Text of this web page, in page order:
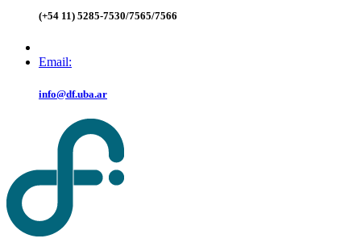
(+54 11) 5285-7530/7565/7566
Email:
info@df.uba.ar